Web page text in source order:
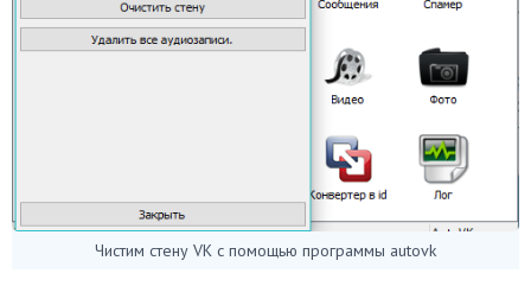
Чистим стену VK с помощью программы autovk